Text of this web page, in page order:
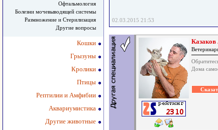
Офтальмология
Болезни мочевыводящей системы
Размножение и Стерилизация
Другие вопросы
Кошки
Грызуны
Кролики
Птицы
Рептилии и Амфибии
Аквариумистика
Другие животные
02.03.2015 21:53
Казаков
Дома